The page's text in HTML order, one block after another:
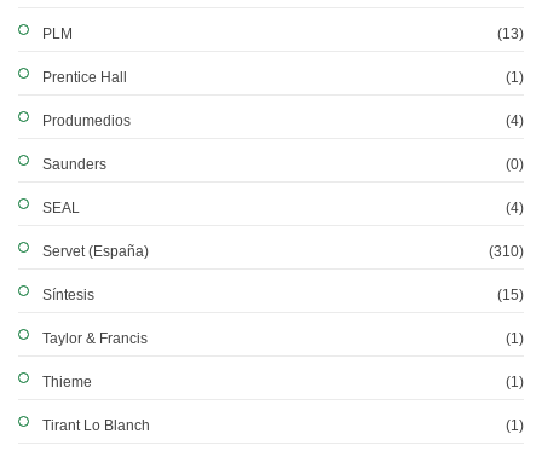
PLM (13)
Prentice Hall (1)
Produmedios (4)
Saunders (0)
SEAL (4)
Servet (España) (310)
Síntesis (15)
Taylor & Francis (1)
Thieme (1)
Tirant Lo Blanch (1)